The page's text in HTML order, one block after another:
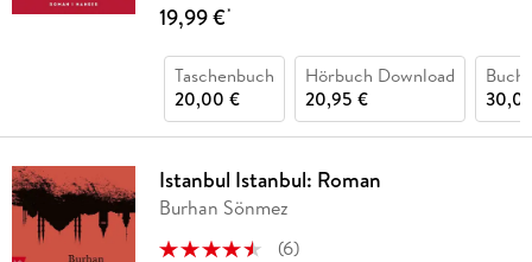
19,99 €*
Taschenbuch
20,00 €
Hörbuch Download
20,95 €
Buch
Istanbul Istanbul: Roman
Burhan Sönmez
(6)